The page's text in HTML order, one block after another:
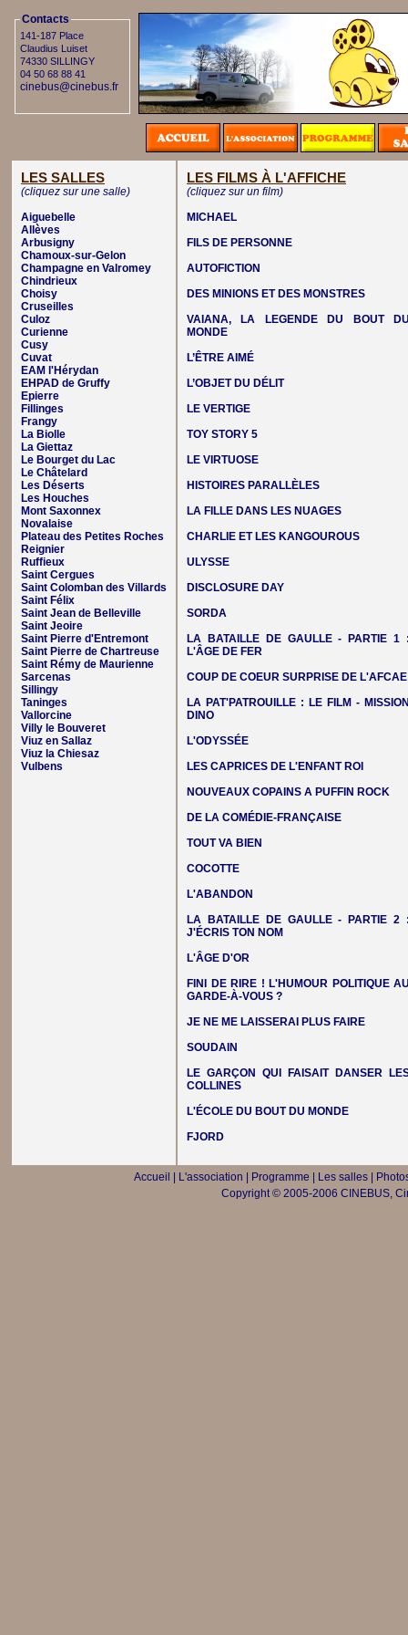
Contacts
141-187 Place
Claudius Luiset
74330 SILLINGY
04 50 68 88 41
cinebus@cinebus.fr
LES SALLES
(cliquez sur une salle)
Aiguebelle
Allèves
Arbusigny
Chamoux-sur-Gelon
Champagne en Valromey
Chindrieux
Choisy
Cruseilles
Culoz
Curienne
Cusy
Cuvat
EAM l'Hérydan
EHPAD de Gruffy
Epierre
Fillinges
Frangy
La Biolle
La Giettaz
Le Bourget du Lac
Le Châtelard
Les Déserts
Les Houches
Mont Saxonnex
Novalaise
Plateau des Petites Roches
Reignier
Ruffieux
Saint Cergues
Saint Colomban des Villards
Saint Félix
Saint Jean de Belleville
Saint Jeoire
Saint Pierre d'Entremont
Saint Pierre de Chartreuse
Saint Rémy de Maurienne
Sarcenas
Sillingy
Taninges
Vallorcine
Villy le Bouveret
Viuz en Sallaz
Viuz la Chiesaz
Vulbens
LES FILMS À L'AFFICHE
(cliquez sur un film)
MICHAEL
FILS DE PERSONNE
AUTOFICTION
DES MINIONS ET DES MONSTRES
VAIANA, LA LEGENDE DU BOUT
MONDE
L’ÊTRE AIMÉ
L’OBJET DU DÉLIT
LE VERTIGE
TOY STORY 5
LE VIRTUOSE
HISTOIRES PARALLÈLES
LA FILLE DANS LES NUAGES
CHARLIE ET LES KANGOUROUS
ULYSSE
DISCLOSURE DAY
SORDA
LA BATAILLE DE GAULLE - PARTIE 1
L'ÂGE DE FER
COUP DE COEUR SURPRISE DE L'AFCAE
LA PAT'PATROUILLE : LE FILM -
DINO
L'ODYSSÉE
LES CAPRICES DE L'ENFANT ROI
NOUVEAUX COPAINS A PUFFIN ROCK
DE LA COMÉDIE-FRANÇAISE
TOUT VA BIEN
COCOTTE
L'ABANDON
LA BATAILLE DE GAULLE - PARTIE 2
J'ÉCRIS TON NOM
L'ÂGE D'OR
FINI DE RIRE ! L'HUMOUR POLITIQUE
GARDE-À-VOUS ?
JE NE ME LAISSERAI PLUS FAIRE
SOUDAIN
LE GARÇON QUI FAISAIT DANSER
COLLINES
L'ÉCOLE DU BOUT DU MONDE
FJORD
Accueil L'association Programme Les salles|
Copyright © 2005-2006 CINEBUS,